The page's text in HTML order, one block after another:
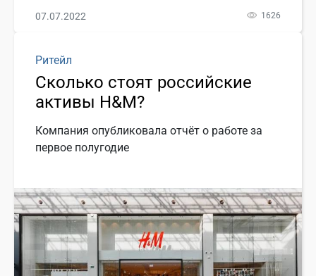
07.07.2022 1626
Ритейл
Сколько стоят российские
активы H&M?
Компания опубликовала отчёт о работе за
первое полугодие